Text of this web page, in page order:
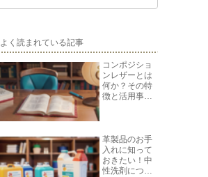
よく読まれている記事
コンポジショ
ンレザーとは
何か？その特
徴と活用事例
革製品のお手
入れに知って
おきたい！中
性洗剤につい